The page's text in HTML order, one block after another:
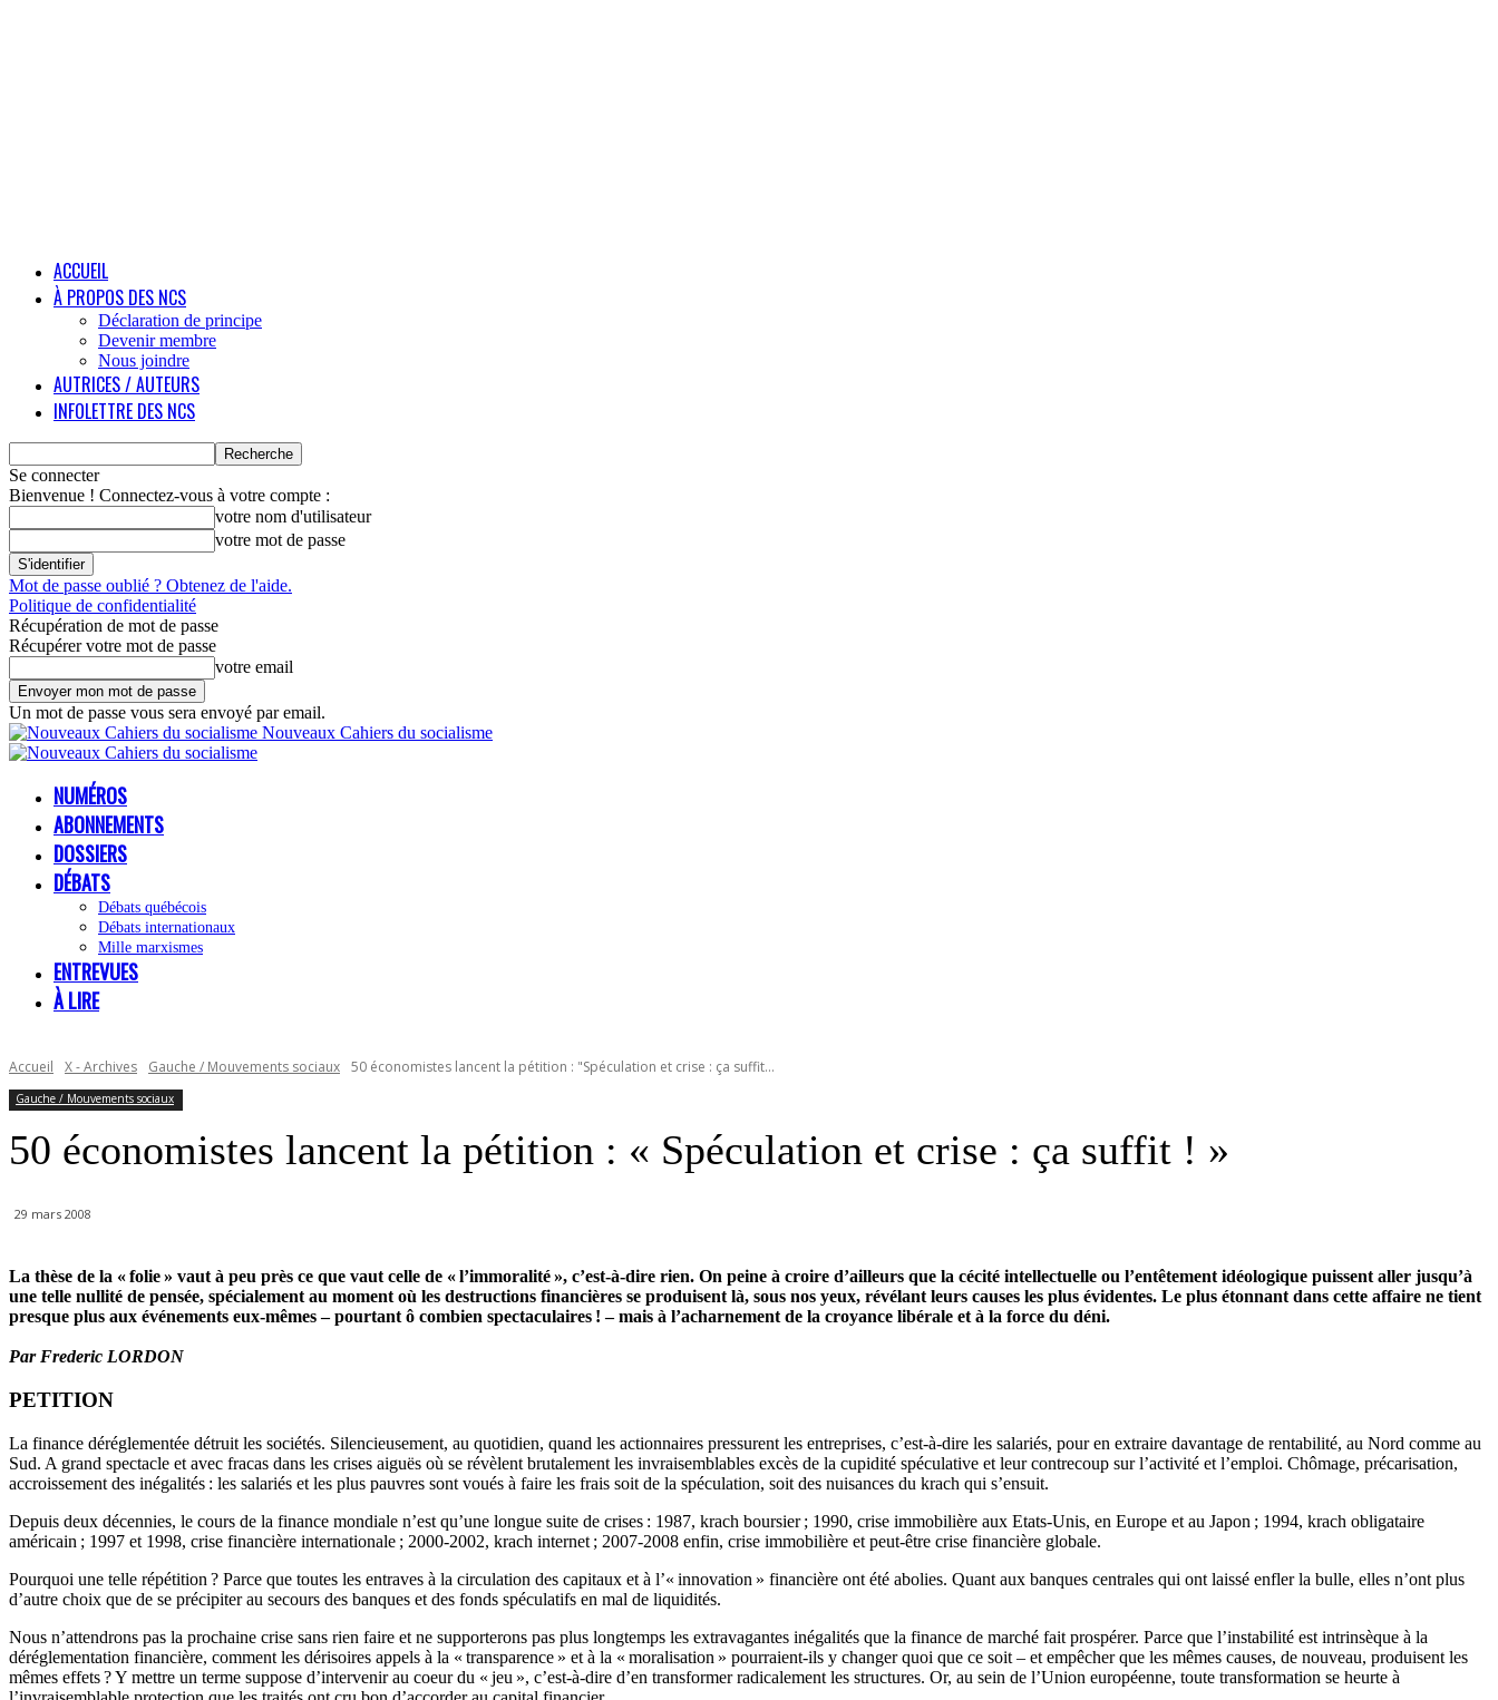
ACCUEIL
À PROPOS DES NCS
Déclaration de principe
Devenir membre
Nous joindre
AUTRICES / AUTEURS
INFOLETTRE DES NCS
Se connecter
Bienvenue ! Connectez-vous à votre compte :
votre nom d'utilisateur
votre mot de passe
Mot de passe oublié ? Obtenez de l'aide.
Politique de confidentialité
Récupération de mot de passe
Récupérer votre mot de passe
votre email
Un mot de passe vous sera envoyé par email.
Nouveaux Cahiers du socialisme
NUMÉROS
ABONNEMENTS
DOSSIERS
DÉBATS
Débats québécois
Débats internationaux
Mille marxismes
ENTREVUES
À LIRE
Accueil X - Archives Gauche / Mouvements sociaux 50 économistes lancent la pétition : "Spéculation et crise : ça suffit...
Gauche / Mouvements sociaux
50 économistes lancent la pétition : « Spéculation et crise : ça suffit ! »
29 mars 2008
La thèse de la « folie » vaut à peu près ce que vaut celle de « l’immoralité », c’est-à-dire rien. On peine à croire d’ailleurs que la cécité intellectuelle ou l’entêtement idéologique puissent aller jusqu’à
une telle nullité de pensée, spécialement au moment où les destructions financières se produisent là, sous nos yeux, révélant leurs causes les plus évidentes. Le plus étonnant dans cette affaire ne tient
presque plus aux événements eux-mêmes – pourtant ô combien spectaculaires ! – mais à l’acharnement de la croyance libérale et à la force du déni.
Par Frederic LORDON
PETITION
La finance déréglementée détruit les sociétés. Silencieusement, au quotidien, quand les actionnaires pressurent les entreprises, c’est-à-dire les salariés, pour en extraire davantage de rentabilité, au Nord comme au
Sud. A grand spectacle et avec fracas dans les crises aiguës où se révèlent brutalement les invraisemblables excès de la cupidité spéculative et leur contrecoup sur l’activité et l’emploi. Chômage, précarisation,
accroissement des inégalités : les salariés et les plus pauvres sont voués à faire les frais soit de la spéculation, soit des nuisances du krach qui s’ensuit.
Depuis deux décennies, le cours de la finance mondiale n’est qu’une longue suite de crises : 1987, krach boursier ; 1990, crise immobilière aux Etats-Unis, en Europe et au Japon ; 1994, krach obligataire
américain ; 1997 et 1998, crise financière internationale ; 2000-2002, krach internet ; 2007-2008 enfin, crise immobilière et peut-être crise financière globale.
Pourquoi une telle répétition ? Parce que toutes les entraves à la circulation des capitaux et à l’« innovation » financière ont été abolies. Quant aux banques centrales qui ont laissé enfler la bulle, elles n’ont plus
d’autre choix que de se précipiter au secours des banques et des fonds spéculatifs en mal de liquidités.
Nous n’attendrons pas la prochaine crise sans rien faire et ne supporterons pas plus longtemps les extravagantes inégalités que la finance de marché fait prospérer. Parce que l’instabilité est intrinsèque à la
déréglementation financière, comment les dérisoires appels à la « transparence » et à la « moralisation » pourraient-ils y changer quoi que ce soit – et empêcher que les mêmes causes, de nouveau, produisent les
mêmes effets ? Y mettre un terme suppose d’intervenir au coeur du « jeu », c’est-à-dire d’en transformer radicalement les structures. Or, au sein de l’Union européenne, toute transformation se heurte à